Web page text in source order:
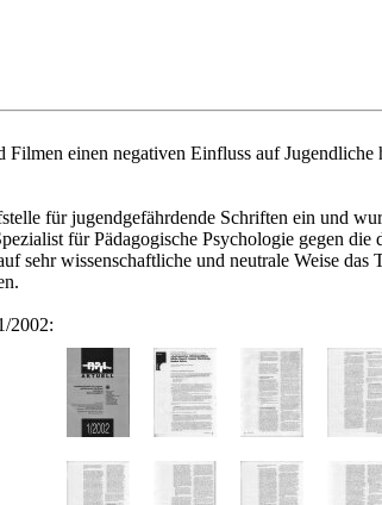
einen negativen Einfluss auf
für jugendgefährdende Schriften ein und
für Pädagogische Psychologie gegen
sehr wissenschaftliche und neutrale Weise
2002: